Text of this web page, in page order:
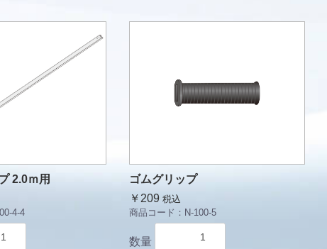
2.0ｍ用
4-4
ゴムグリップ
￥209 税込
商品コード： N-100-5
数量